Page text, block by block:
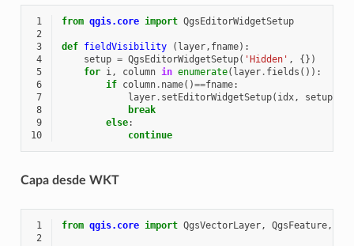
1 from qgis.core import QgsEditorWidgetSetup
2
3
def fieldVisibility ( layer, fname):
4
setup = QgsEditorWidgetSetup( 'Hidden' ,
{})
5
for i, column in enumerate( layer. fields ()):
6
if column. name()==fname:
7
layer. setEditorWidgetSetup( idx, setup)
8
break
9
else:
10
continue
Capa desde WKT
1 from qgis.core import QgsVectorLayer, QgsFeature,
2